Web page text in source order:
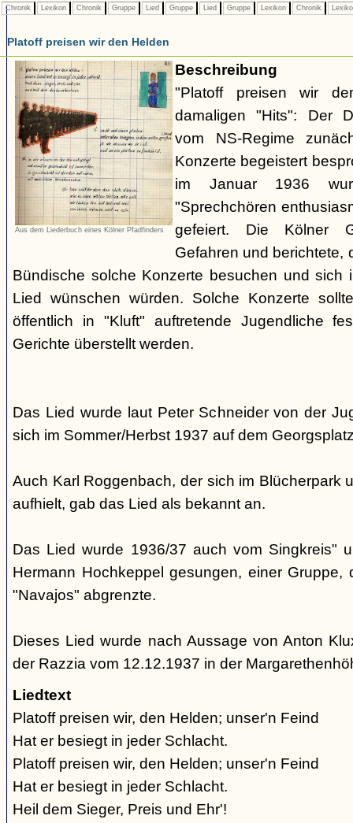
Chronik Lexikon Chronik Gruppe Lied Gruppe Lied Gruppe Lexikon Chronik
Platoff preisen wir den Helden
Aus dem Liederbuch eines Kölner Pfadfinders
Beschreibung
"Platoff preisen wir
damaligen "Hits": Der
vom NS-Regime
Konzerte begeistert
im Januar 1936
"Sprechchören
gefeiert. Die Kölner
Gefahren und berichtete,
Bündische solche Konzerte besuchen und sich
Lied wünschen würden. Solche Konzerte
öffentlich in "Kluft" auftretende Jugendliche
Gerichte überstellt werden.
Das Lied wurde laut Peter Schneider von der
sich im Sommer/Herbst 1937 auf dem
Auch Karl Roggenbach, der sich im Blücherpark
aufhielt, gab das Lied als bekannt an.
Das Lied wurde 1936/37 auch vom Singkreis"
Hermann Hochkeppel gesungen, einer
"Navajos" abgrenzte.
Dieses Lied wurde nach Aussage von Anton
der Razzia vom 12.12.1937 in der
Liedtext
Platoff preisen wir, den Helden; unser'n Feind
Hat er besiegt in jeder Schlacht.
Platoff preisen wir, den Helden; unser'n Feind
Hat er besiegt in jeder Schlacht.
Heil dem Sieger, Preis und Ehr'!